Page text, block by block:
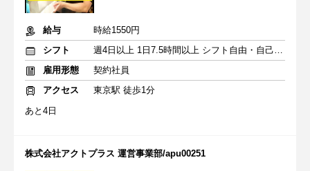
給与
時給1550円
シフト
週4日以上 1日7.5時間以上 シフト自由・自己申告
雇用形態
契約社員
アクセス
東京駅 徒歩1分
あと4日
株式会社アクトプラス 運営事業部/apu00251